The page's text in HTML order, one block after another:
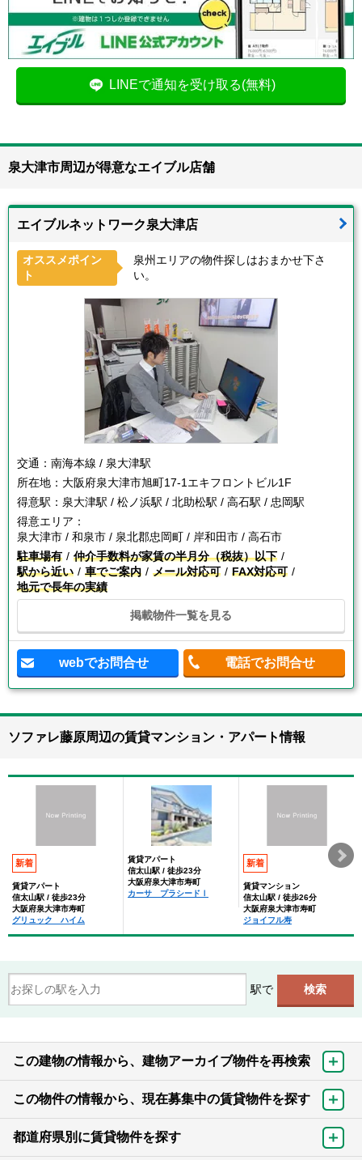
LINEで通知を受け取る(無料)
泉大津市周辺が得意なエイブル店舗
エイブルネットワーク泉大津店
オススメポイン
ト
泉州エリアの物件探しはおまかせ下さ
い。
交通： 南海本線 / 泉大津駅
所在地： 大阪府泉大津市旭町17-1エキフロントビル1F
得意駅： 泉大津駅 / 松ノ浜駅 / 北助松駅 / 高石駅 / 忠岡駅
得意エリア：
泉大津市 / 和泉市 / 泉北郡忠岡町 / 岸和田市 / 高石市
駐車場有
仲介手数料が家賃の半月分（税抜）以下
駅から近い
車でご案内 メール対応可
FAX対応可
地元で長年の実績
掲載物件一覧を見る
webでお問合せ 電話でお問合せ
ソファレ藤原周辺の賃貸マンション・アパート情報
新着
賃貸アパート
信太山駅 / 徒歩23分
大阪府泉大津市寿町
グリュック ハイム
賃貸アパート
信太山駅 / 徒歩23分
大阪府泉大津市寿町
カーサ プラシードⅠ
新着
賃貸マンション
信太山駅 / 徒歩26分
大阪府泉大津市寿町
ジョイフル寿
駅で
この建物の情報から、建物アーカイブ物件を再検索
この物件の情報から、現在募集中の賃貸物件を探す
都道府県別に賃貸物件を探す